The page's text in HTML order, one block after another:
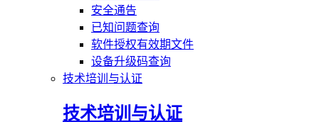
安全通告
已知问题查询
软件授权有效期文件
设备升级码查询
技术培训与认证
技术培训与认证